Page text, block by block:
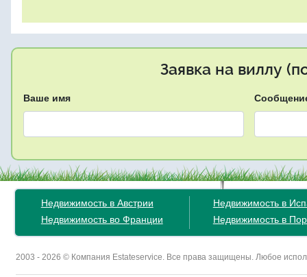
Заявка на виллу
Ваше имя
Недвижимость в Австрии
Недвижимость во Франции
Недвижимость в
Недвижимость в
2003 - 2026 © Компания Estateservice. Все права защищены. Любое